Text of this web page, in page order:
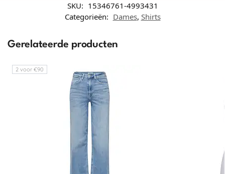
SKU: 15346761-4993431
Categorieën: Dames, Shirts
Gerelateerde producten
2 voor €90